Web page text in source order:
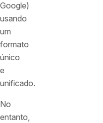
Google)
usando
um
formato
único
e
unificado.
No
entanto,